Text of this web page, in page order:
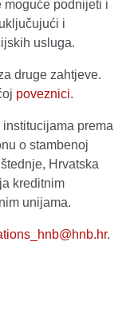
moguće podnijeti i
uključujući i
usluga.
druge zahtjeve.
poveznici.
prema
o stambenoj
Hrvatska
kreditnim
unijama.
.